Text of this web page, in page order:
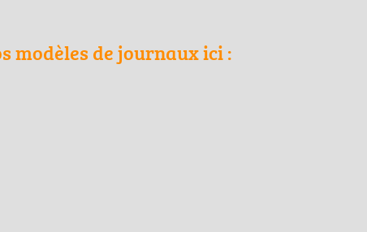
modèles de journaux ici :